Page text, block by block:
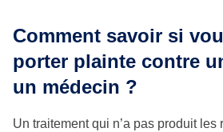
Comment savoir si
porter plainte contre
un médecin ?
Un traitement qui n’a pas produit les